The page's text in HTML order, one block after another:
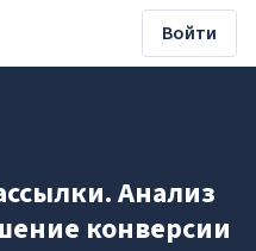
Войти
Анализ
конверсии